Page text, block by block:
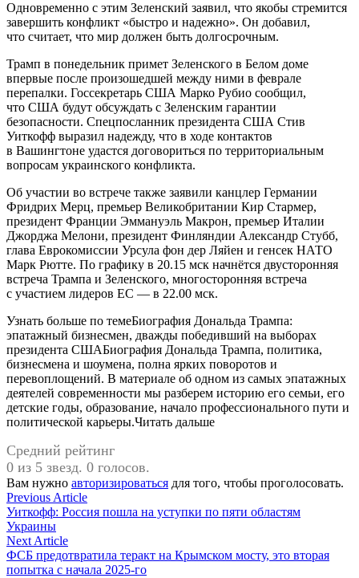
Одновременно с этим Зеленский заявил, что якобы стремится
завершить конфликт «быстро и надежно». Он добавил,
что считает, что мир должен быть долгосрочным.
Трамп в понедельник примет Зеленского в Белом доме
впервые после произошедшей между ними в феврале
перепалки. Госсекретарь США Марко Рубио сообщил,
что США будут обсуждать с Зеленским гарантии
безопасности. Спецпосланник президента США Стив
Уиткофф выразил надежду, что в ходе контактов
в Вашингтоне удастся договориться по территориальным
вопросам украинского конфликта.
Об участии во встрече также заявили канцлер Германии
Фридрих Мерц, премьер Великобритании Кир Стармер,
президент Франции Эммануэль Макрон, премьер Италии
Джорджа Мелони, президент Финляндии Александр Стубб,
глава Еврокомиссии Урсула фон дер Ляйен и генсек НАТО
Марк Рютте. По графику в 20.15 мск начнётся двусторонняя
встреча Трампа и Зеленского, многосторонняя встреча
с участием лидеров ЕС — в 22.00 мск.
Узнать больше по темеБиография Дональда Трампа:
эпатажный бизнесмен, дважды победивший на выборах
президента СШАБиография Дональда Трампа, политика,
бизнесмена и шоумена, полна ярких поворотов и
перевоплощений. В материале об одном из самых эпатажных
деятелей современности мы разберем историю его семьи, его
детские годы, образование, начало профессионального пути и
политической карьеры.Читать дальше
Средний рейтинг
0 из 5 звезд. 0 голосов.
Вам нужно авторизироваться для того, чтобы проголосовать.
Навигация
по
записям
Previous ArticlePrevious
article:
Уиткофф: Россия пошла на уступки по пяти областям
Украины
Next ArticleNext
article:
ФСБ предотвратила теракт на Крымском мосту, это вторая
попытка с начала 2025-го